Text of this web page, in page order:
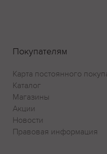
Покупателям
Карта постоянного
Каталог
Магазины
Акции
Новости
Правовая информация